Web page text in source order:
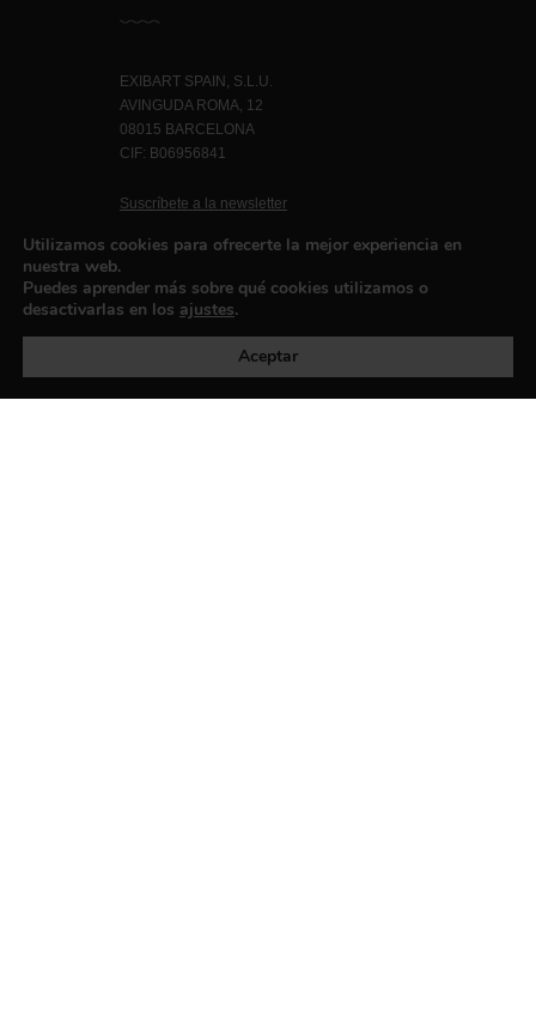
EXIBART SPAIN, S.L.U.
AVINGUDA ROMA, 12
08015 BARCELONA
CIF: B06956841
Suscríbete a la newsletter
Política de privacidad
Utilizamos cookies para ofrecerte la mejor experiencia en
nuestra web.
Puedes aprender más sobre qué cookies utilizamos o
desactivarlas en los ajustes.
Aceptar